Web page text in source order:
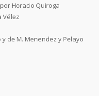
Horacio Quiroga
Vélez
de M. Menendez y Pelayo